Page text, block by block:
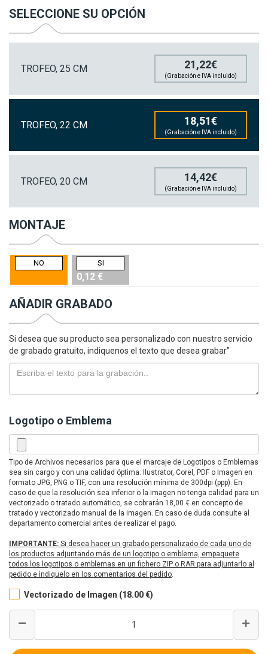
SELECCIONE SU OPCIÓN
TROFEO, 25 CM 21,22€
(Grabación e IVA incluido)
TROFEO, 22 CM 18,51€
(Grabación e IVA incluido)
TROFEO, 20 CM 14,42€
(Grabación e IVA incluido)
MONTAJE
NO SI
0,12 €
AÑADIR GRABADO
Si desea que su producto sea personalizado con nuestro servicio
de grabado gratuito, indiquenos el texto que desea grabar”
Logotipo o Emblema
Tipo de Archivos necesarios para que el marcaje de Logotipos o Emblemas
sea sin cargo y con una calidad óptima: Ilustrator, Corel, PDF o Imagen en
formato JPG, PNG o TIF, con una resolución mínima de 300dpi (ppp). En
caso de que la resolución sea inferior o la imagen no tenga calidad para un
vectorizado o tratado automático, se cobrarán 18,00 € en concepto de
tratado y vectorizado manual de la imagen. En caso de duda consulte al
departamento comercial antes de realizar el pago.
IMPORTANTE: Si desea hacer un grabado personalizado de cada uno de
los productos adjuntando más de un logotipo o emblema, empaquete
todos los logotipos o emblemas en un fichero ZIP o RAR para adjuntarlo al
pedido e indiquelo en los comentarios del pedido.
Vectorizado de Imagen (18.00 €)